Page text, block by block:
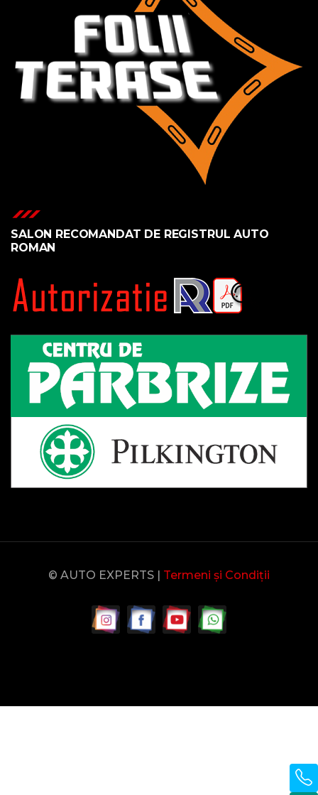
SALON RECOMANDAT DE REGISTRUL AUTO
ROMAN
© AUTO EXPERTS | Termeni și Condiții